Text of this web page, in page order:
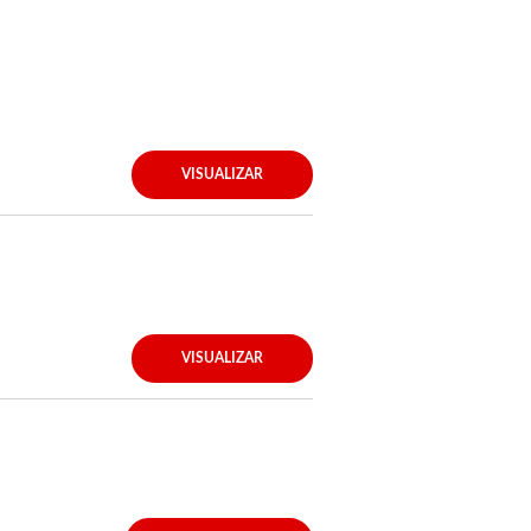
VISUALIZAR
VISUALIZAR